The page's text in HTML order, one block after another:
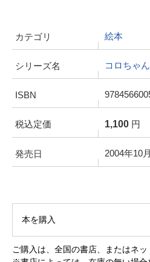
カテゴリ 絵本
シリーズ名 コロちゃ
ISBN
税込定価 1,100円
発売日 2004年10月
本を購入
ご購入は、全国の書店、またはネッ